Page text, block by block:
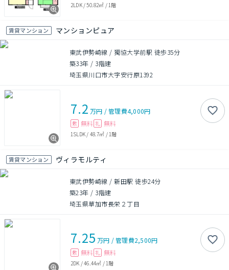
2LDK/50.82㎡ / 1階
賃貸マンション マンションピュア
東武伊勢崎線 / 獨協大学前駅 徒歩35分
築33年 / 3階建
埼玉県川口市大字安行原1392
7.2 万円 /管理費4,000円
敷 無料 礼 無料
1SLDK / 48.7㎡ / 1階
賃貸マンション ヴィラモルティ
東武伊勢崎線 / 新田駅 徒歩24分
築23年 / 3階建
埼玉県草加市長栄２丁目
7.25 万円 /管理費2,500円
敷 無料 礼 無料
2DK /46.44㎡ / 1階